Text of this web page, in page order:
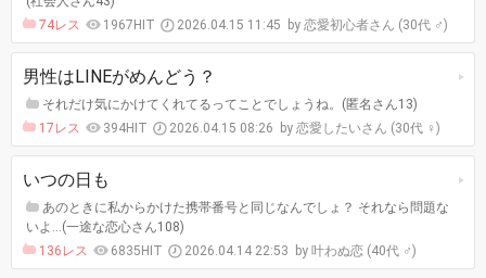
74レス
1967HIT 2026.04.15 11:45 恋愛初心者さん (30代 ♂)
男性はLINEがめんどう？
それだけ気にかけてくれてるってことでしょうね。(匿名さん13)
17レス
394HIT 2026.04.15 08:26 恋愛したいさん (30代 ♀)
いつの日も
あのときに私からかけた携帯番号と同じなんでしょ？ それなら問題な
いよ…(一途な恋心さん108)
136レス
6835HIT 2026.04.14 22:53 叶わぬ恋 (40代 ♂)